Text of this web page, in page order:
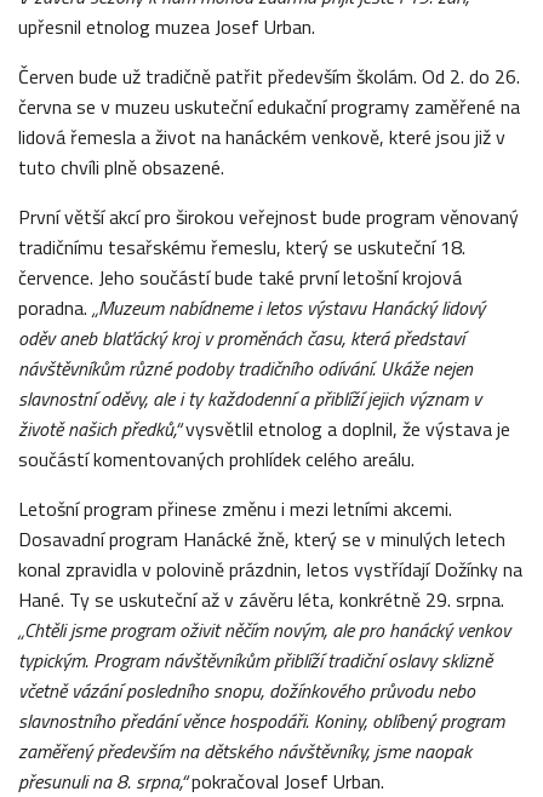
upřesnil etnolog muzea Josef Urban.
Červen bude už tradičně patřit především školám. Od 2. do 26.
června se v muzeu uskuteční edukační programy zaměřené na
lidová řemesla a život na hanáckém venkově, které jsou již v
tuto chvíli plně obsazené.
První větší akcí pro širokou veřejnost bude program věnovaný
tradičnímu tesařskému řemeslu, který se uskuteční 18.
července. Jeho součástí bude také první letošní krojová
poradna. „Muzeum nabídneme i letos výstavu Hanácký lidový
oděv aneb blaťácký kroj v proměnách času, která představí
návštěvníkům různé podoby tradičního odívání. Ukáže nejen
slavnostní oděvy, ale i ty každodenní a přiblíží jejich význam v
životě našich předků,“vysvětlil etnolog a doplnil, že výstava je
součástí komentovaných prohlídek celého areálu.
Letošní program přinese změnu i mezi letními akcemi.
Dosavadní program Hanácké žně, který se v minulých letech
konal zpravidla v polovině prázdnin, letos vystřídají Dožínky na
Hané. Ty se uskuteční až v závěru léta, konkrétně 29. srpna.
„Chtěli jsme program oživit něčím novým, ale pro hanácký venkov
typickým. Program návštěvníkům přiblíží tradiční oslavy sklizně
včetně vázání posledního snopu, dožínkového průvodu nebo
slavnostního předání věnce hospodáři. Koniny, oblíbený program
zaměřený především na dětského návštěvníky, jsme naopak
přesunuli na 8. srpna,“pokračoval Josef Urban.